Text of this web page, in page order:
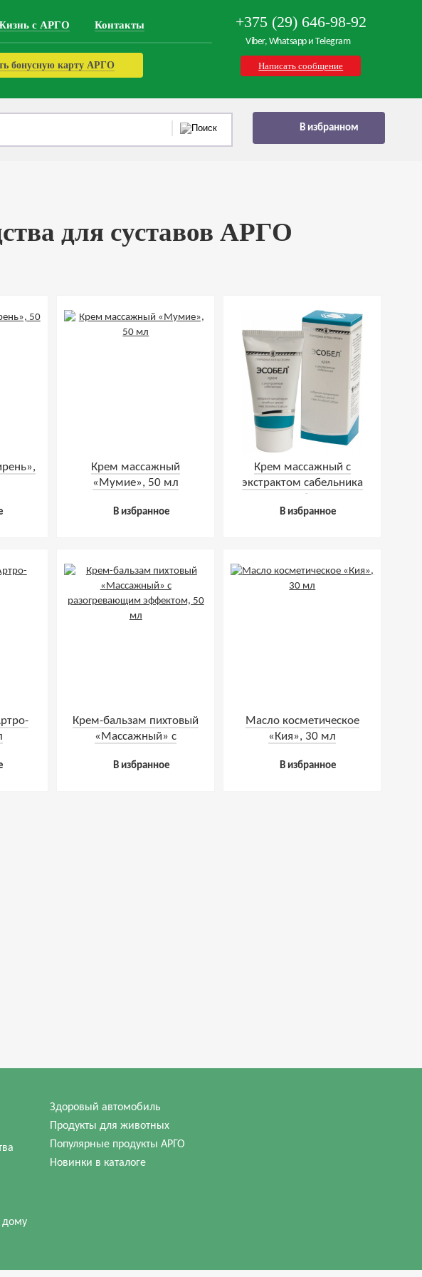
с АРГО Контакты
бонусную карту АРГО
+375 (29) 646-98-92
Viber, Whatsapp и Telegram
Написать сообщение
В избранном
для суставов АРГО
Крем массажный
«Мумие», 50 мл
В избранное
Крем массажный с
экстрактом сабельника
В избранное
Крем-бальзам пихтовый
«Массажный» с
50 мл
В избранное
Масло косметическое
«Кия», 30 мл
В избранное
дому
Здоровый автомобиль
Продукты для животных
Популярные продукты АРГО
Новинки в каталоге